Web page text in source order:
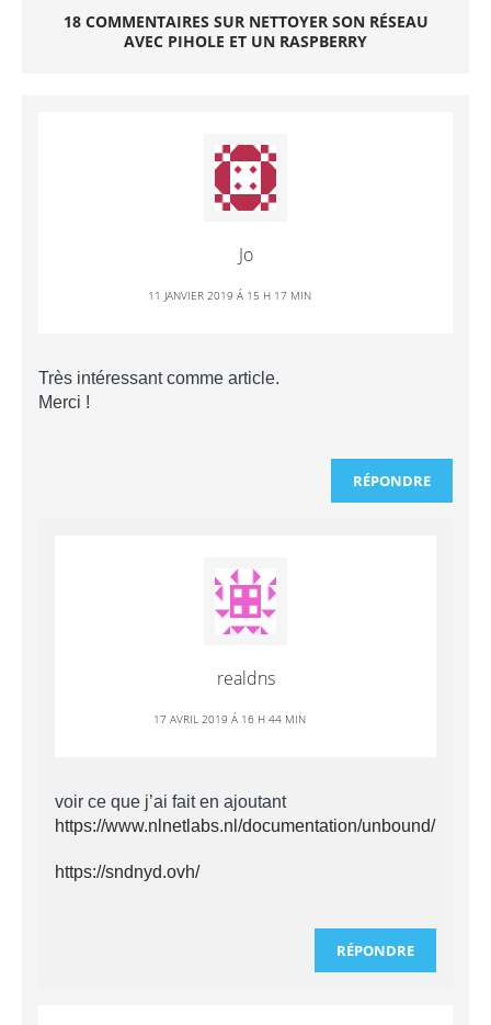
18 COMMENTAIRES SUR NETTOYER SON RÉSEAU
AVEC PIHOLE ET UN RASPBERRY
Jo
11 JANVIER 2019 Á 15 H 17 MIN
Très intéressant comme article.
Merci !
RÉPONDRE
realdns
17 AVRIL 2019 Á 16 H 44 MIN
voir ce que j’ai fait en ajoutant
https://www.nlnetlabs.nl/documentation/unbound/
https://sndnyd.ovh/
RÉPONDRE